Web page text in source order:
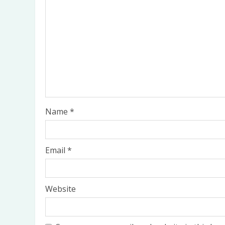
Name *
Email *
Website